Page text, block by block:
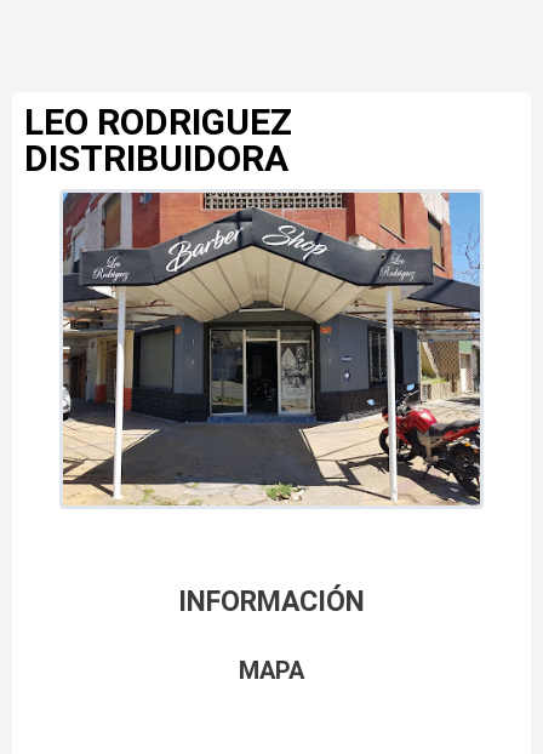
LEO RODRIGUEZ
DISTRIBUIDORA
INFORMACIÓN
MAPA